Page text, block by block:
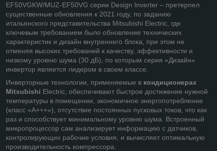
EF50VGKW/MUZ-EF50VG серии Design Inverter – претерпел
существенные обновления к 2021 году, по заданию
итальянского представительства Mitsubishi Electric, где
ключевым требованием было обновление технических
характеристик и дизайн внутреннего блока, при этом не
отменяя высоких требований к качеству, эффективности и
низкому уровню шума (30 дБ), по которым серия «Дизайн»
инвертор является лидером в своем классе.
Инверторные технологии, применяемые в кондиционерах
Mitsubishi Electric, обеспечивают быстрое достижение нужной
температуры в помещении, экономичное энергопотребление
(класс «А+++»), отсутствие постоянных пусковых токов, что как
раз и способствует минимальному уровню шума. Встроенный
микропроцессор сам анализирует информацию с датчиков,
контролирующих рабочие условия, и вычисляет оптимальную
производительность компрессора.